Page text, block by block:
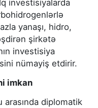
investisiyalarda
yanaşı, hidro,
şirkətə
investisiya
nümayiş etdirir.
imkan
arasında diplomatik